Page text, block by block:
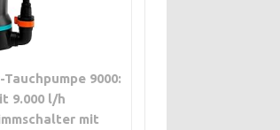
9000:
9.000 l/h
mit